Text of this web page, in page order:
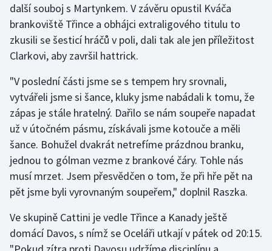
Triatlon
Veslování
Vodní slalom
Volejbal
Ostatní
další souboj s Martynkem. V závěru opustil Kváča
brankoviště Třince a obhájci extraligového titulu to
zkusili se šesticí hráčů v poli, dali tak ale jen příležitost
Clarkovi, aby završil hattrick.
"V poslední části jsme se s tempem hry srovnali,
vytvářeli jsme si šance, kluky jsme nabádali k tomu, že
zápas je stále hratelný. Dařilo se nám soupeře napadat
už v útočném pásmu, získávali jsme kotouče a měli
šance. Bohužel dvakrát netrefíme prázdnou branku,
jednou to gólman vezme z brankové čáry. Tohle nás
musí mrzet. Jsem přesvědčen o tom, že při hře pět na
pět jsme byli vyrovnaným soupeřem," doplnil Raszka.
Ve skupině Cattini je vedle Třince a Kanady ještě
domácí Davos, s nímž se Oceláři utkají v pátek od 20:15.